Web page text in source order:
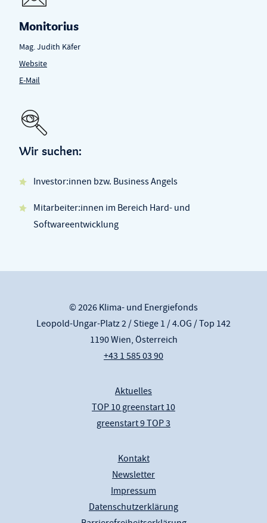
Wir suchen:
Investor:innen bzw. Business Angels
Mitarbeiter:innen im Bereich Hard- und
Softwareentwicklung
Monitorius
Mag. Judith Käfer
Website
E-Mail
© 2026 Klima- und Energiefonds
Leopold-Ungar-Platz 2 / Stiege 1 / 4.OG / Top 142
1190 Wien, Österreich
+43 1 585 03 90
Aktuelles
TOP 10 greenstart 10
greenstart 9 TOP 3
Kontakt
Newsletter
Impressum
Datenschutzerklärung